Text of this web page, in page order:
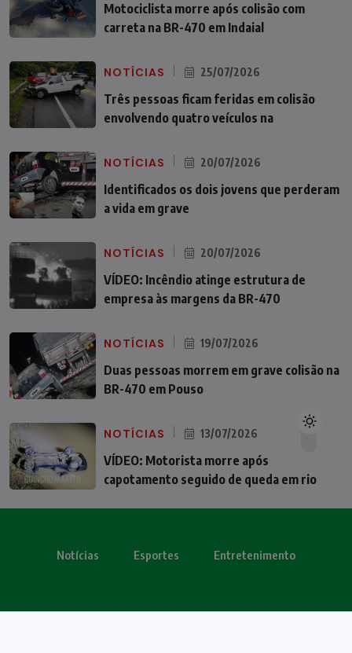
Motociclista morre após colisão com
carreta na BR-470 em Indaial
NOTÍCIAS 25/07/2026
Três pessoas ficam feridas em colisão
envolvendo quatro veículos na
NOTÍCIAS 20/07/2026
Identificados os dois jovens que perderam
a vida em grave
NOTÍCIAS 20/07/2026
VÍDEO: Incêndio atinge estrutura de
empresa às margens da BR-470
NOTÍCIAS 19/07/2026
Duas pessoas morrem em grave colisão na
BR-470 em Pouso
NOTÍCIAS 13/07/2026
VÍDEO: Motorista morre após
capotamento seguido de queda em rio
Notícias Esportes Entretenimento